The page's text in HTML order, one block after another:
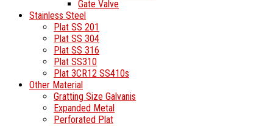
Gate Valve
Stainless Steel
Plat SS 201
Plat SS 304
Plat SS 316
Plat SS310
Plat 3CR12 SS410s
Other Material
Gratting Size Galvanis
Expanded Metal
Perforated Plat